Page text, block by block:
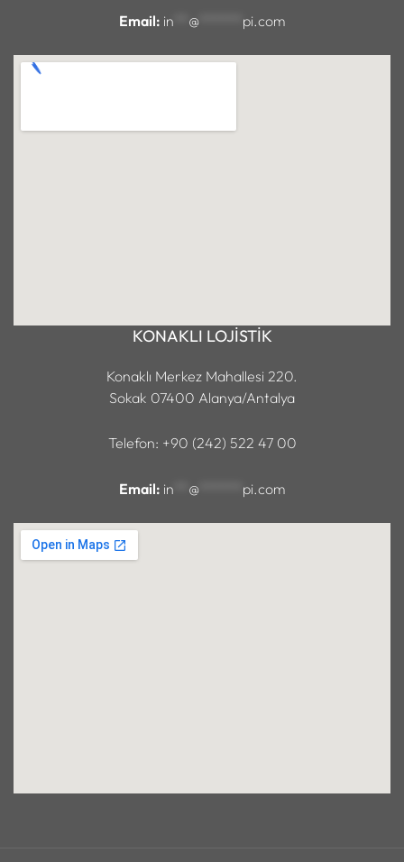
KONAKLI LOJİSTİK
Konaklı Merkez Mahallesi 220.
Sokak 07400 Alanya/Antalya
Telefon: +90 (242) 522 47 00
Email: in @ pi.com
Email: in @****** pi.com